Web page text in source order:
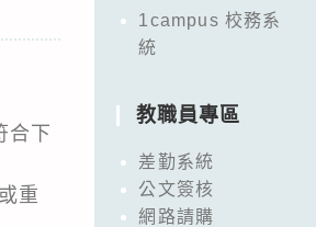
合下
重
1campus 校務系
統
教職員專區
差勤系統
公文簽核
網路請購